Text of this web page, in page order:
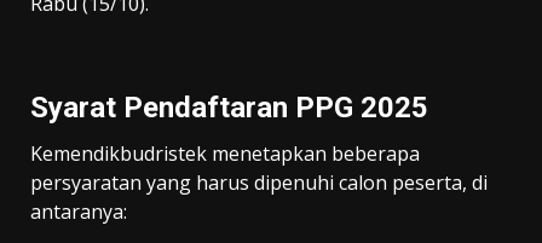
Syarat Pendaftaran PPG 2025
Kemendikbudristek menetapkan beberapa
persyaratan yang harus dipenuhi calon peserta, di
antaranya: